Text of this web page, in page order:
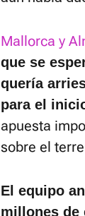
Mallorca y
que se
quería
para el
apuesta
sobre el
El equipo
millones de